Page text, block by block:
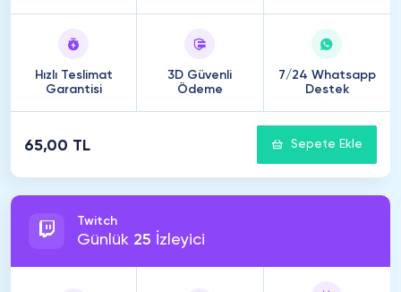
Hızlı Teslimat
Garantisi
3D Güvenli
Ödeme
7/24 Whatsapp
Destek
65,00 TL Sepete Ekle
Twitch
Günlük 25 İzleyici